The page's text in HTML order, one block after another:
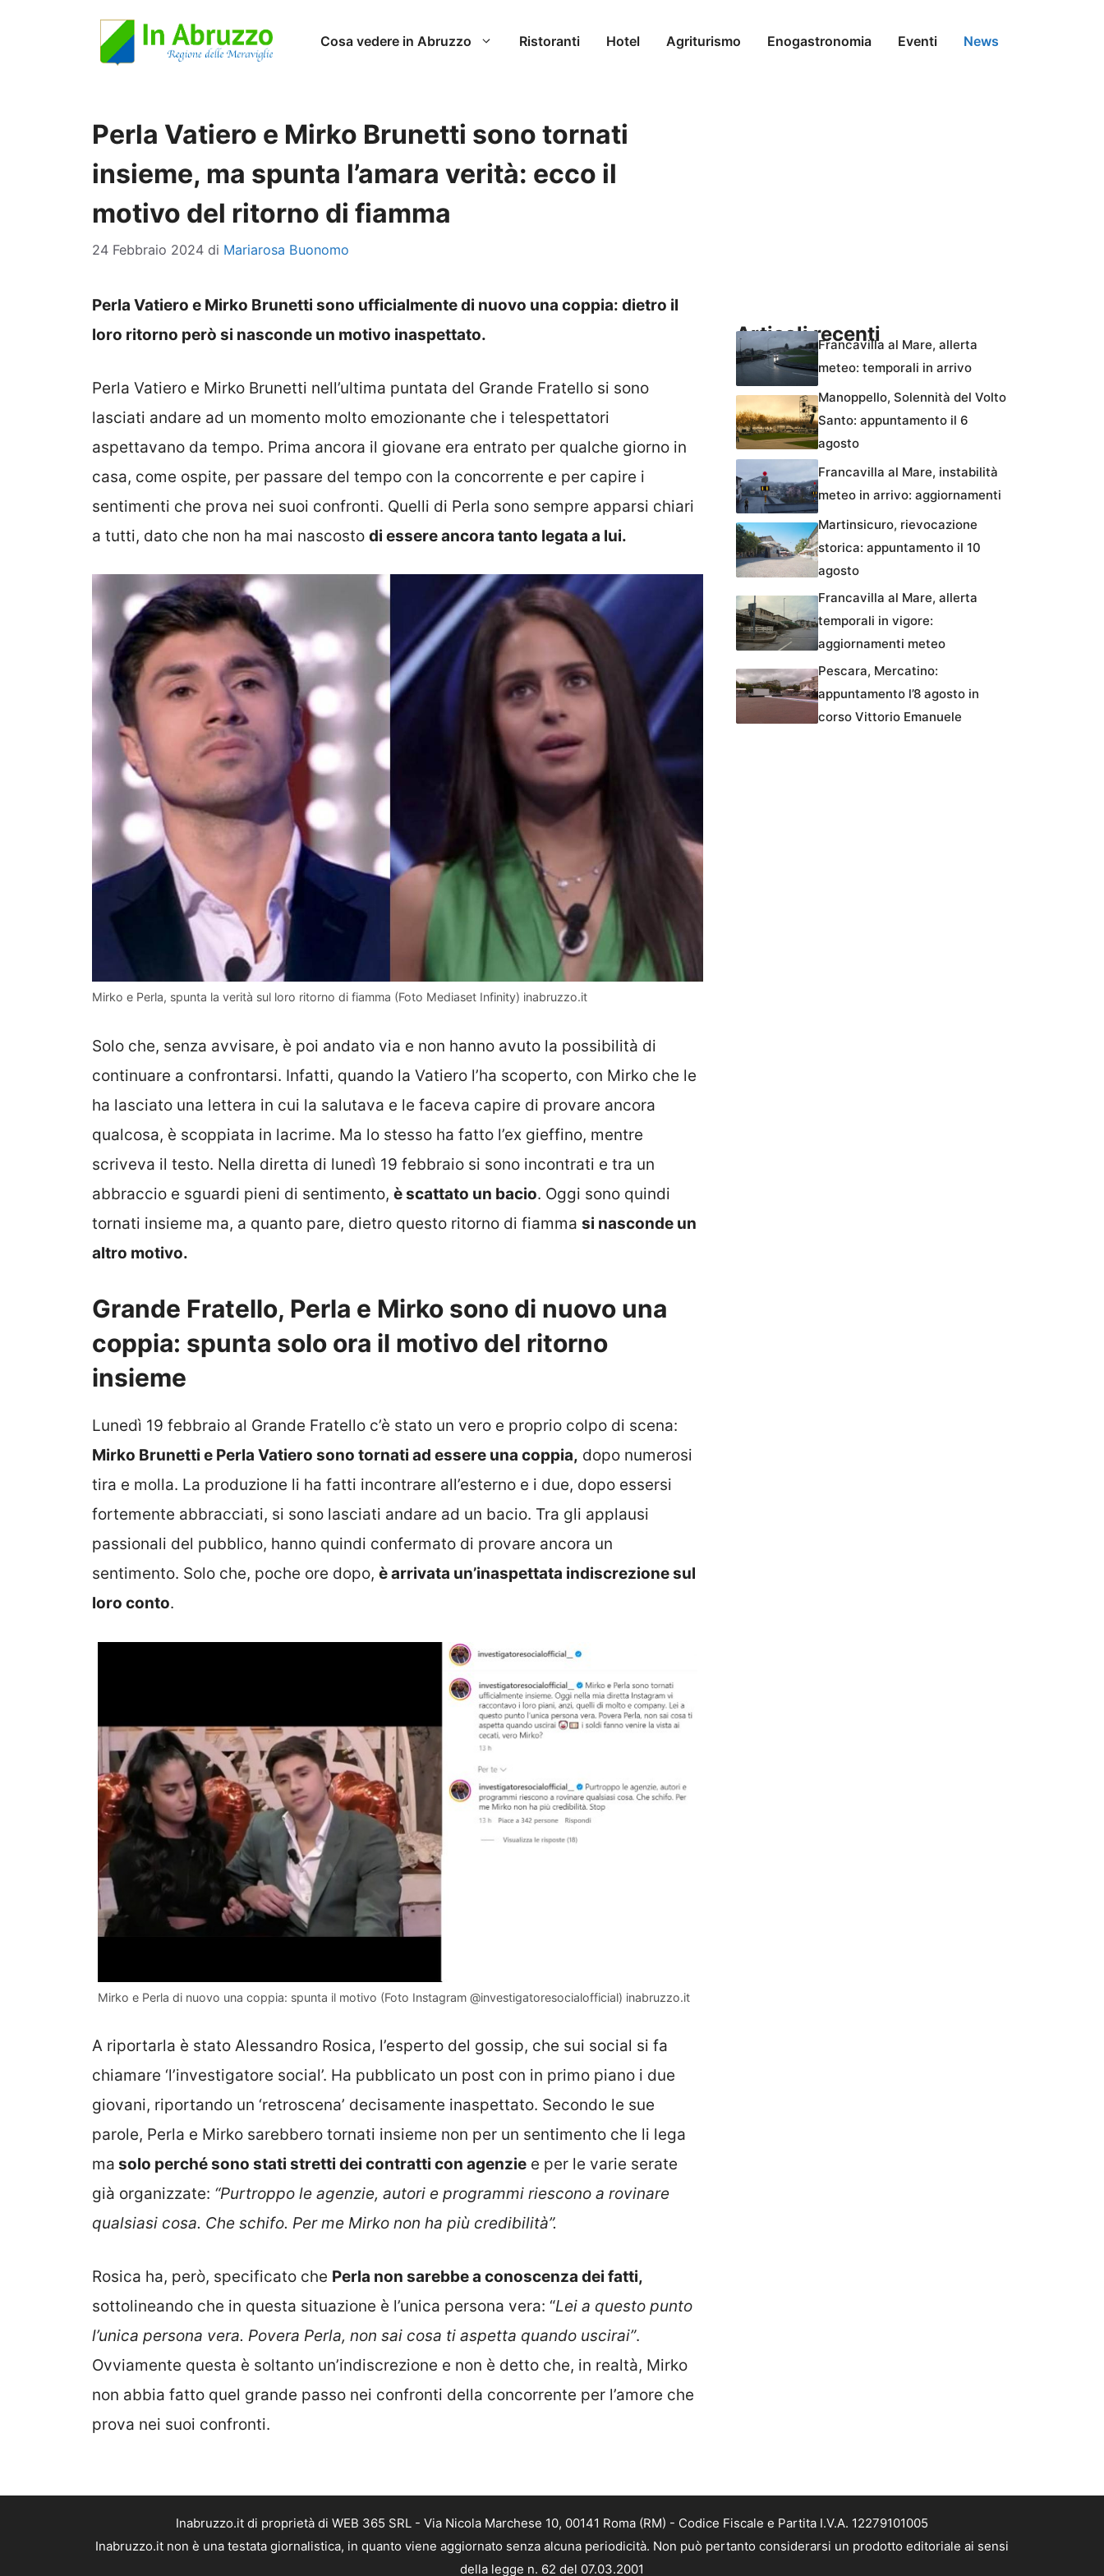
Cosa vedere in Abruzzo Ristoranti Hotel Agriturismo Enogastronomia Eventi News
Perla Vatiero e Mirko Brunetti sono tornati
insieme, ma spunta l’amara verità: ecco il
motivo del ritorno di fiamma
24 Febbraio 2024 di Mariarosa Buonomo
Perla Vatiero e Mirko Brunetti sono ufficialmente di nuovo una coppia: dietro il
loro ritorno però si nasconde un motivo inaspettato.
Perla Vatiero e Mirko Brunetti nell’ultima puntata del Grande Fratello si sono
lasciati andare ad un momento molto emozionante che i telespettatori
aspettavano da tempo. Prima ancora il giovane era entrato per qualche giorno in
casa, come ospite, per passare del tempo con la concorrente e per capire i
sentimenti che prova nei suoi confronti. Quelli di Perla sono sempre apparsi chiari
a tutti, dato che non ha mai nascosto di essere ancora tanto legata a lui.
Mirko e Perla, spunta la verità sul loro ritorno di fiamma (Foto Mediaset Infinity) inabruzzo.it
Solo che, senza avvisare, è poi andato via e non hanno avuto la possibilità di
continuare a confrontarsi. Infatti, quando la Vatiero l’ha scoperto, con Mirko che le
ha lasciato una lettera in cui la salutava e le faceva capire di provare ancora
qualcosa, è scoppiata in lacrime. Ma lo stesso ha fatto l’ex gieffino, mentre
scriveva il testo. Nella diretta di lunedì 19 febbraio si sono incontrati e tra un
abbraccio e sguardi pieni di sentimento, è scattato un bacio. Oggi sono quindi
tornati insieme ma, a quanto pare, dietro questo ritorno di fiamma si nasconde un
altro motivo.
Grande Fratello, Perla e Mirko sono di nuovo una
coppia: spunta solo ora il motivo del ritorno
insieme
Lunedì 19 febbraio al Grande Fratello c’è stato un vero e proprio colpo di scena:
Mirko Brunetti e Perla Vatiero sono tornati ad essere una coppia, dopo numerosi
tira e molla. La produzione li ha fatti incontrare all’esterno e i due, dopo essersi
fortemente abbracciati, si sono lasciati andare ad un bacio. Tra gli applausi
passionali del pubblico, hanno quindi confermato di provare ancora un
sentimento. Solo che, poche ore dopo, è arrivata un’inaspettata indiscrezione sul
loro conto.
Mirko e Perla di nuovo una coppia: spunta il motivo (Foto Instagram @investigatoresocialofficial) inabruzzo.it
A riportarla è stato Alessandro Rosica, l’esperto del gossip, che sui social si fa
chiamare ‘l’investigatore social’. Ha pubblicato un post con in primo piano i due
giovani, riportando un ‘retroscena’ decisamente inaspettato. Secondo le sue
parole, Perla e Mirko sarebbero tornati insieme non per un sentimento che li lega
ma solo perché sono stati stretti dei contratti con agenzie e per le varie serate
già organizzate: “Purtroppo le agenzie, autori e programmi riescono a rovinare
qualsiasi cosa. Che schifo. Per me Mirko non ha più credibilità”.
Rosica ha, però, specificato che Perla non sarebbe a conoscenza dei fatti,
sottolineando che in questa situazione è l’unica persona vera: “Lei a questo punto
l’unica persona vera. Povera Perla, non sai cosa ti aspetta quando uscirai”.
Ovviamente questa è soltanto un’indiscrezione e non è detto che, in realtà, Mirko
non abbia fatto quel grande passo nei confronti della concorrente per l’amore che
prova nei suoi confronti.
Articoli recentiFrancavilla al Mare, allerta
meteo: temporali in arrivo
Manoppello, Solennità del Volto
Santo: appuntamento il 6
agosto
Francavilla al Mare, instabilità
meteo in arrivo: aggiornamenti
Martinsicuro, rievocazione
storica: appuntamento il 10
agosto
Francavilla al Mare, allerta
temporali in vigore:
aggiornamenti meteo
Pescara, Mercatino:
appuntamento l’8 agosto in
corso Vittorio Emanuele
Inabruzzo.it di proprietà di WEB 365 SRL - Via Nicola Marchese 10, 00141 Roma (RM) - Codice Fiscale e Partita I.V.A. 12279101005
Inabruzzo.it non è una testata giornalistica, in quanto viene aggiornato senza alcuna periodicità. Non può pertanto considerarsi un prodotto editoriale ai sensi
della legge n. 62 del 07.03.2001